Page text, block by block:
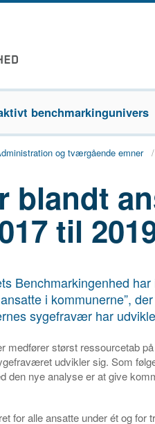
benchmarkingunivers
og tværgående emner
blandt
til
Benchmarkingenhed
i kommunerne”,
sygefravær har
størst ressourcetab
udvikler sig. Som
nye analyse er at give
for alle ansatte under ét og